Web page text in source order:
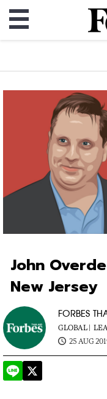
John
New Jersey
FORBES
GLOBAL |
25 AUG